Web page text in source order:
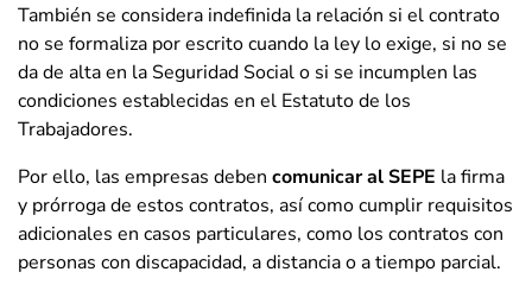
También se considera indefinida la relación si el contrato
no se formaliza por escrito cuando la ley lo exige, si no se
da de alta en la Seguridad Social o si se incumplen las
condiciones establecidas en el Estatuto de los
Trabajadores.
Por ello, las empresas deben comunicar al SEPE la firma
y prórroga de estos contratos, así como cumplir requisitos
adicionales en casos particulares, como los contratos con
personas con discapacidad, a distancia o a tiempo parcial.